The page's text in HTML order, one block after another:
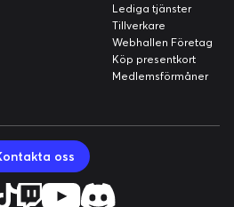
(polykarbonat) minskar V3
ger en mjukare och tystare
flexibilitet.
Lediga tjänster
Tillverkare
Webhallen Företag
Köp presentkort
Medlemsförmåner
oss